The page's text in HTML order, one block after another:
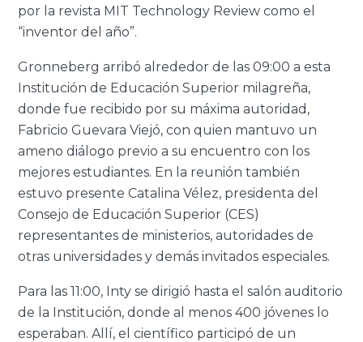
por la revista MIT Technology Review como el
“inventor del año”.
Gronneberg arribó alrededor de las 09:00 a esta
Institución de Educación Superior milagreña,
donde fue recibido por su máxima autoridad,
Fabricio Guevara Viejó, con quien mantuvo un
ameno diálogo previo a su encuentro con los
mejores estudiantes. En la reunión también
estuvo presente Catalina Vélez, presidenta del
Consejo de Educación Superior (CES)
representantes de ministerios, autoridades de
otras universidades y demás invitados especiales.
Para las 11:00, Inty se dirigió hasta el salón auditorio
de la Institución, donde al menos 400 jóvenes lo
esperaban. Allí, el científico participó de un